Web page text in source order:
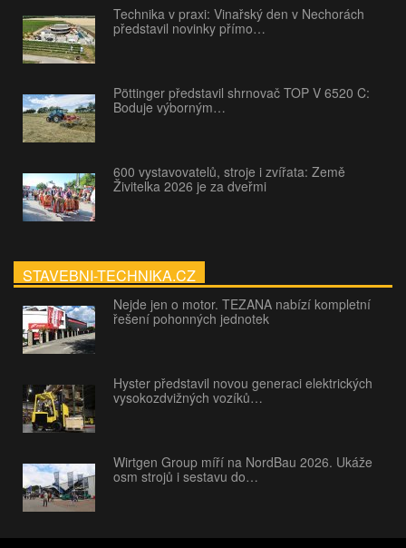
Technika v praxi: Vinařský den v Nechorách
představil novinky přímo…
Pöttinger představil shrnovač TOP V 6520 C:
Boduje výborným…
600 vystavovatelů, stroje i zvířata: Země
Živitelka 2026 je za dveřmi
STAVEBNI-TECHNIKA.CZ
Nejde jen o motor. TEZANA nabízí kompletní
řešení pohonných jednotek
Hyster představil novou generaci elektrických
vysokozdvižných vozíků…
Wirtgen Group míří na NordBau 2026. Ukáže
osm strojů i sestavu do…